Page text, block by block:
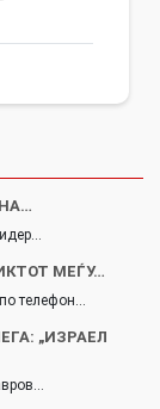
МЕЃУ…
телефон…
„ИЗРАЕЛ